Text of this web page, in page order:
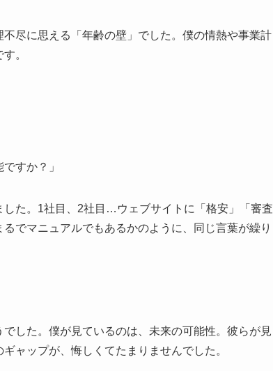
尽に思える「年齢の壁」でした。僕の情熱や事業計
。
すか？」
た。1社目、2社目…ウェブサイトに「格安」「審査
でマニュアルでもあるかのように、同じ言葉が繰り
した。僕が見ているのは、未来の可能性。彼らが見
ャップが、悔しくてたまりませんでした。